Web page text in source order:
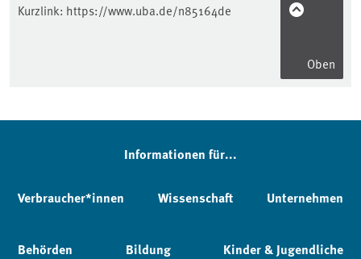
Kurzlink: https://www.uba.de/n85164de
Oben
Informationen für...
Verbraucher*innen Wissenschaft Unternehmen
Behörden Bildung Kinder & Jugendliche